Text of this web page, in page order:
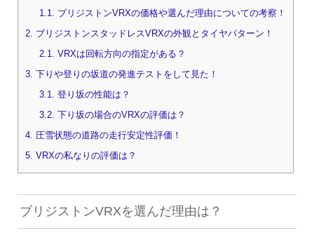
1.1. ブリジストンVRXの価格や選んだ理由についての考察！
2. ブリジストンスタッドレスVRXの外観とタイヤパターン！
2.1. VRXは回転方向の指定がある？
3. 下りや登りの坂道の発進テストをして見た！
3.1. 登り坂の性能は？
3.2. 下り坂の場合のVRXの評価は？
4. 圧雪状態の道路の走行安定性評価！
5. VRXの私なりの評価は？
ブリジストンVRXを選んだ理由は？